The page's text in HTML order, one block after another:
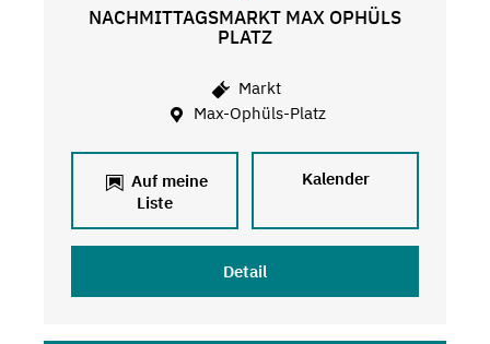
NACHMITTAGSMARKT MAX OPHÜLS
PLATZ
Markt
Max-Ophüls-Platz
Auf meine
Liste
Kalender
Detail